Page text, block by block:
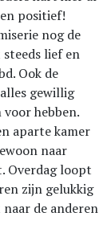
positief!
nog de
lief en
Ook de
gewillig
hebben.
aparte kamer
naar
Overdag loopt
zijn gelukkig
de anderen